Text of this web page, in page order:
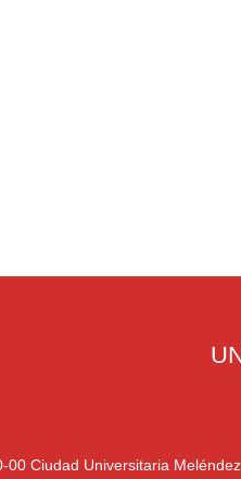
00 Ciudad Universitaria Meléndez